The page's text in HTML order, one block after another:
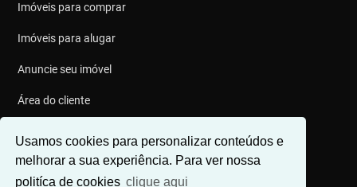
Usamos cookies para personalizar conteúdos e
melhorar a sua experiência. Para ver nossa
politíca de cookies clique aqui
Imóveis para comprar
Imóveis para alugar
Anuncie seu imóvel
Área do cliente
Ouvidoria